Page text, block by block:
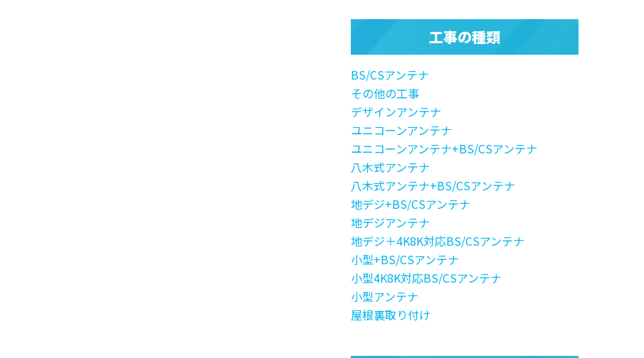
工事の種類
BS/CSアンテナ
その他の工事
デザインアンテナ
ユニコーンアンテナ
ユニコーンアンテナ+BS/CSアンテナ
八木式アンテナ
八木式アンテナ+BS/CSアンテナ
地デジ+BS/CSアンテナ
地デジアンテナ
地デジ＋4K8K対応BS/CSアンテナ
小型+BS/CSアンテナ
小型4K8K対応BS/CSアンテナ
小型アンテナ
屋根裏取り付け